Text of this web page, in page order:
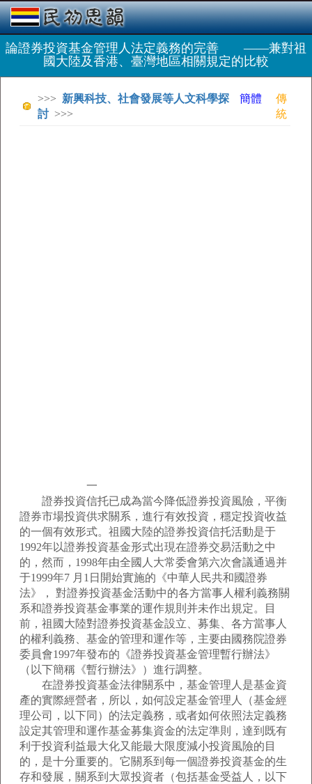
論證券投資基金管理人法定義務的完善 ——兼對祖
國大陸及香港、臺灣地區相關規定的比較
>>> 新興科技、社會發展等人文科學探
討>>>
簡體
傳
統
一
證券投資信托已成為當今降低證券投資風險，平衡
證券市場投資供求關系，進行有效投資，穩定投資收益
的一個有效形式。祖國大陸的證券投資信托活動是于
1992年以證券投資基金形式出現在證券交易活動之中
的，然而，1998年由全國人大常委會第六次會議通過并
于1999年7 月1日開始實施的《中華人民共和國證券
法》， 對證券投資基金活動中的各方當事人權利義務關
系和證券投資基金事業的運作規則并未作出規定。目
前，祖國大陸對證券投資基金設立、募集、各方當事人
的權利義務、基金的管理和運作等，主要由國務院證券
委員會1997年發布的《證券投資基金管理暫行辦法》
（以下簡稱《暫行辦法》）進行調整。
在證券投資基金法律關系中，基金管理人是基金資
產的實際經營者，所以，如何設定基金管理人（基金經
理公司，以下同）的法定義務，或者如何依照法定義務
設定其管理和運作基金募集資金的法定準則，達到既有
利于投資利益最大化又能最大限度減小投資風險的目
的，是十分重要的。它關系到每一個證券投資基金的生
存和發展，關系到大眾投資者（包括基金受益人，以下